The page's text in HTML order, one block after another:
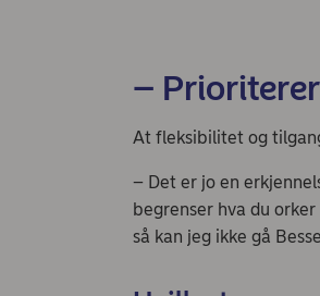
–
At fleksibilitet og
– Det er jo en
begrenser hva du
så kan jeg ikke gå